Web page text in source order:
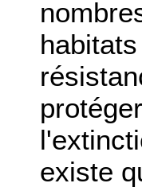
existe